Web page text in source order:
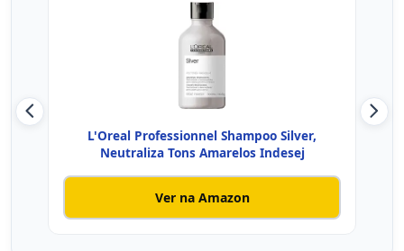
L'Oreal Professionnel Shampoo Silver,
Neutraliza Tons Amarelos Indesej
Ver na Amazon